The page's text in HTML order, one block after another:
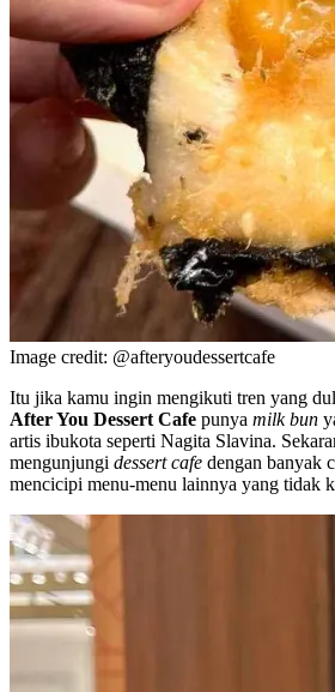
Image credit: @afteryoudessertcafe
Itu jika kamu ingin mengikuti tren yang
After You Dessert Cafe punya milk bun
artis ibukota seperti Nagita Slavina.
mengunjungi dessert cafe dengan banyak
mencicipi menu-menu lainnya yang tidak